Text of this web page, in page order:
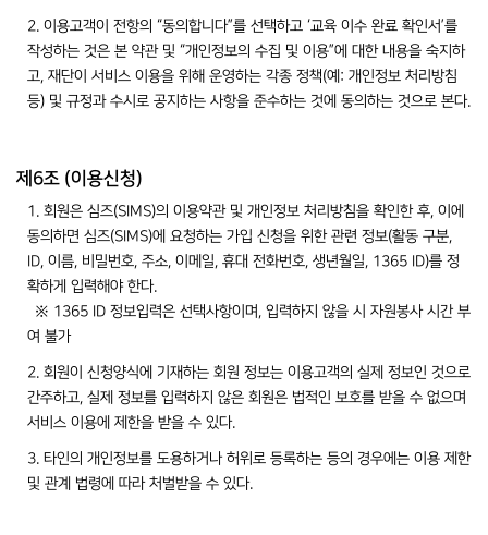
2. 이용고객이 전항의 “동의합니다”를 선택하고 ‘교육 이수 완료 확인서’를
작성하는 것은 본 약관 및 “개인정보의 수집 및 이용”에 대한 내용을 숙지하
고, 재단이 서비스 이용을 위해 운영하는 각종 정책(예: 개인정보 처리방침
등) 및 규정과 수시로 공지하는 사항을 준수하는 것에 동의하는 것으로 본다.
제6조 (이용신청)
1. 회원은 심즈(SIMS)의 이용약관 및 개인정보 처리방침을 확인한 후, 이에
동의하면 심즈(SIMS)에 요청하는 가입 신청을 위한 관련 정보(활동 구분,
ID, 이름, 비밀번호, 주소, 이메일, 휴대 전화번호, 생년월일, 1365 ID)를 정
확하게 입력해야 한다.
※ 1365 ID 정보입력은 선택사항이며, 입력하지 않을 시 자원봉사 시간 부
여 불가
2. 회원이 신청양식에 기재하는 회원 정보는 이용고객의 실제 정보인 것으로
간주하고, 실제 정보를 입력하지 않은 회원은 법적인 보호를 받을 수 없으며
서비스 이용에 제한을 받을 수 있다.
3. 타인의 개인정보를 도용하거나 허위로 등록하는 등의 경우에는 이용 제한
및 관계 법령에 따라 처벌받을 수 있다.